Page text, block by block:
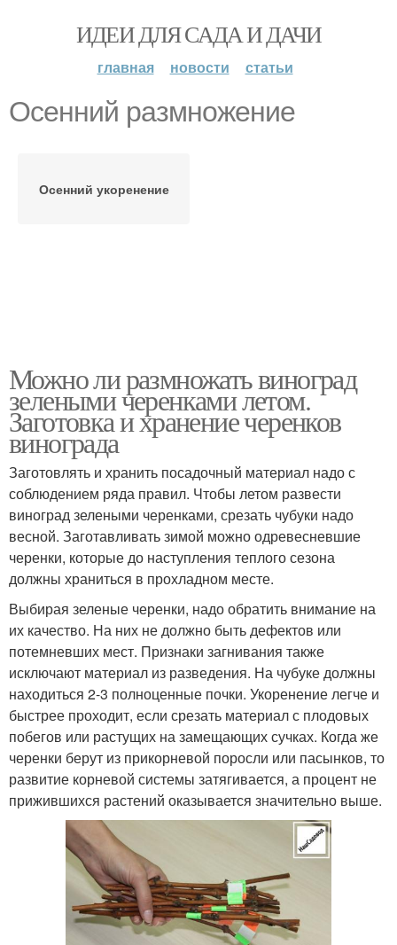
ИДЕИ ДЛЯ САДА И ДАЧИ
главная новости статьи
Осенний размножение
Осенний укоренение
Можно ли размножать виноград
зелеными черенками летом.
Заготовка и хранение черенков
винограда
Заготовлять и хранить посадочный материал надо с
соблюдением ряда правил. Чтобы летом развести
виноград зелеными черенками, срезать чубуки надо
весной. Заготавливать зимой можно одревесневшие
черенки, которые до наступления теплого сезона
должны храниться в прохладном месте.
Выбирая зеленые черенки, надо обратить внимание на
их качество. На них не должно быть дефектов или
потемневших мест. Признаки загнивания также
исключают материал из разведения. На чубуке должны
находиться 2-3 полноценные почки. Укоренение легче и
быстрее проходит, если срезать материал с плодовых
побегов или растущих на замещающих сучках. Когда же
черенки берут из прикорневой поросли или пасынков, то
развитие корневой системы затягивается, а процент не
прижившихся растений оказывается значительно выше.